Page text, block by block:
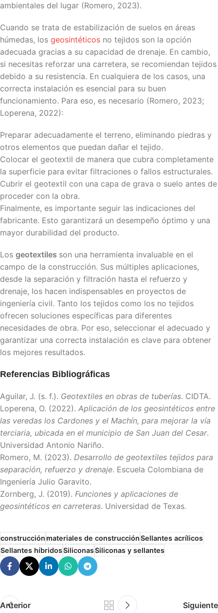
ambientales del lugar (Romero, 2023).
Cuando se trata de estabilización de suelos en áreas
húmedas, los geosintéticos no tejidos son la opción
adecuada gracias a su capacidad de drenaje. En cambio,
si necesitas reforzar una carretera, se recomiendan tejidos
debido a su resistencia. En cualquiera de los casos, una
correcta instalación es esencial para su buen
funcionamiento. Para eso, es necesario (Romero, 2023;
Loperena, 2022):
Preparar adecuadamente el terreno, eliminando piedras y
otros elementos que puedan dañar el tejido.
Colocar el geotextil de manera que cubra completamente
la superficie para evitar filtraciones o fallos estructurales.
Cubrir el geotextil con una capa de grava o suelo antes de
proceder con la obra.
Finalmente, es importante seguir las indicaciones del
fabricante. Esto garantizará un desempeño óptimo y una
mayor durabilidad del producto.
Los geotextiles son una herramienta invaluable en el
campo de la construcción. Sus múltiples aplicaciones,
desde la separación y filtración hasta el refuerzo y
drenaje, los hacen indispensables en proyectos de
ingeniería civil. Tanto los tejidos como los no tejidos
ofrecen soluciones específicas para diferentes
necesidades de obra. Por eso, seleccionar el adecuado y
garantizar una correcta instalación es clave para obtener
los mejores resultados.
Referencias Bibliográficas
Aguilar, J. (s. f.). Geotextiles en obras de tuberías. CIDTA.
Loperena, O. (2022). Aplicación de los geosintéticos entre
las veredas los Cardones y el Machín, para mejorar la vía
terciaria, ubicada en el municipio de San Juan del Cesar.
Universidad Antonio Nariño.
Romero, M. (2023). Desarrollo de geotextiles tejidos para
separación, refuerzo y drenaje. Escuela Colombiana de
Ingeniería Julio Garavito.
Zornberg, J. (2019). Funciones y aplicaciones de
geosintéticos en carreteras. Universidad de Texas.
construcciónmateriales de construcciónSellantes acrílicos
Sellantes híbridosSiliconasSiliconas y sellantes
Anterior Siguiente